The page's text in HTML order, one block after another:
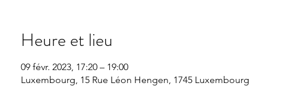
Heure et lieu
09 févr. 2023, 17:20 – 19:00
Luxembourg, 15 Rue Léon Hengen, 1745 Luxembourg